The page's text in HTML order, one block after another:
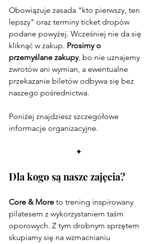
Obowiązuje zasada "kto pierwszy, ten
lepszy" oraz terminy ticket dropów
podane powyżej. Wcześniej nie da się
kliknąć w zakup. Prosimy o
przemyślane zakupy, bo nie uznajemy
zwrotów ani wymian, a ewentualne
przekazanie biletów odbywa się bez
naszego pośrednictwa.
Poniżej znajdziesz szczegółowe
informacje organizacyjne.
✦
Dla kogo są nasze zajęcia?
Core & More to trening inspirowany
pilatesem z wykorzystaniem taśm
oporowych. Z tym drobnym sprzętem
skupiamy się na wzmacnianiu